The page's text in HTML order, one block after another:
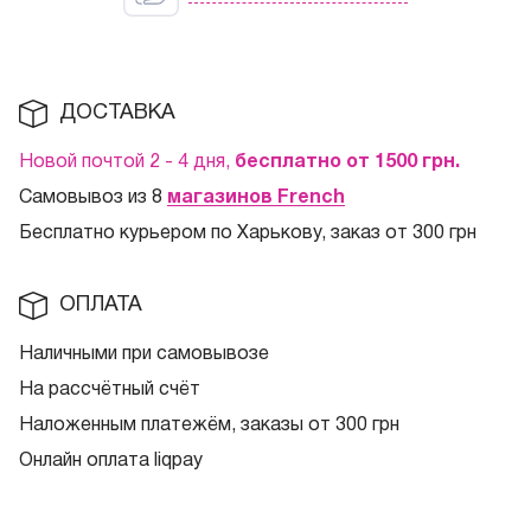
ДОСТАВКА
Новой почтой 2 - 4 дня, бесплатно от 1500 грн.
Самовывоз из 8 магазинов French
Бесплатно курьером по Харькову, заказ от 300 грн
ОПЛАТА
Наличными при самовывозе
На рассчётный счёт
Наложенным платежём, заказы от 300 грн
Онлайн оплата liqpay